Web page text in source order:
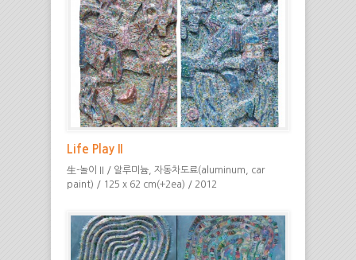
Life Play II
生-놀이 II / 알루미늄, 자동차도료(aluminum, car
paint) / 125 x 62 cm(+2ea) / 2012